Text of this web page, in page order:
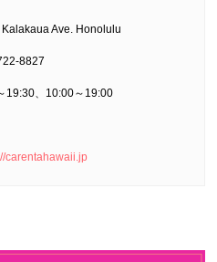
Kalakaua Ave. Honolulu
8827
19:30、10:00～19:00
carentahawaii.jp